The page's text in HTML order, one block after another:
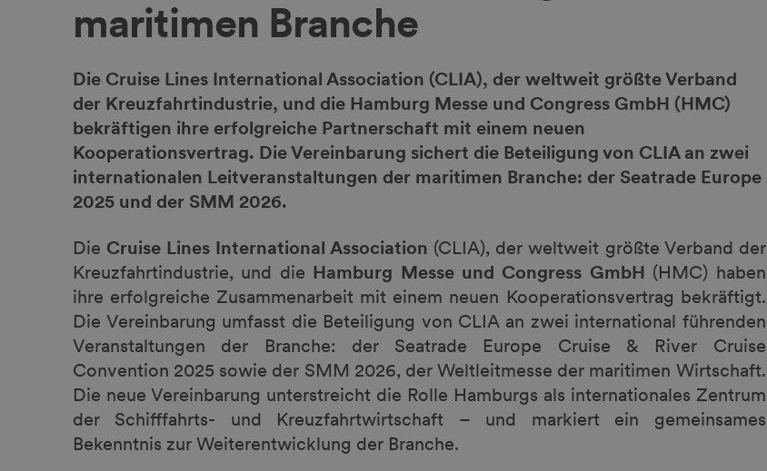
maritimen Branche
Die Cruise Lines International Association (CLIA), der weltweit größte Verband
der Kreuzfahrtindustrie, und die Hamburg Messe und Congress GmbH (HMC)
bekräftigen ihre erfolgreiche Partnerschaft mit einem neuen
Kooperationsvertrag. Die Vereinbarung sichert die Beteiligung von CLIA an zwei
internationalen Leitveranstaltungen der maritimen Branche: der Seatrade Europe
2025 und der SMM 2026.
Die Cruise Lines International Association (CLIA), der weltweit größte Verband der
Kreuzfahrtindustrie, und die Hamburg Messe und Congress GmbH (HMC) haben
ihre erfolgreiche Zusammenarbeit mit einem neuen Kooperationsvertrag bekräftigt.
Die Vereinbarung umfasst die Beteiligung von CLIA an zwei international führenden
Veranstaltungen der Branche: der Seatrade Europe Cruise & River Cruise
Convention 2025 sowie der SMM 2026, der Weltleitmesse der maritimen Wirtschaft.
Die neue Vereinbarung unterstreicht die Rolle Hamburgs als internationales Zentrum
der Schifffahrts- und Kreuzfahrtwirtschaft – und markiert ein gemeinsames
Bekenntnis zur Weiterentwicklung der Branche.